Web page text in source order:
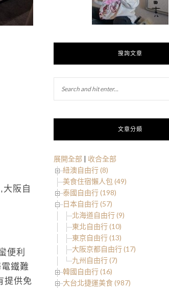
便利
鐵難
提供免
搜詢文章
文章分類
展開全部 | 收合全部
紐澳自由行 (8)
美食住宿懶人包 (49)
泰國自由行 (198)
日本自由行 (57)
北海道自由行 (9)
東北自由行 (10)
東京自由行 (13)
大阪京都自由行 (17)
九州自由行 (7)
韓國自由行 (16)
大台北捷運美食 (987)